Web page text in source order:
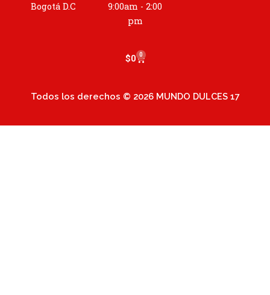
Bogotá D.C
9:00am - 2:00
pm
$0 0
Cart
Todos los derechos © 2026 MUNDO DULCES 17